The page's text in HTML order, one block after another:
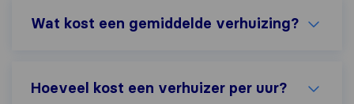
Wat kost een gemiddelde verhuizing?
Hoeveel kost een verhuizer per uur?